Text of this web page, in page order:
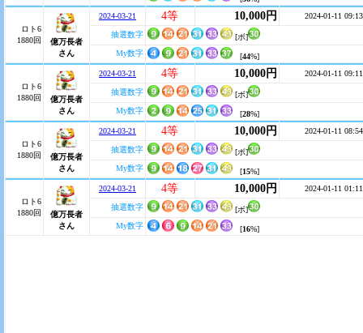
ロト6
1880回
億万長者
さん
2024-03-21 4等 10,000円 2024-01-11 09:13
抽選数字
[ボ]
My数字
[44%]
ロト6
1880回
億万長者
さん
2024-03-21 4等 10,000円 2024-01-11 09:11
抽選数字
[ボ]
My数字
[28%]
ロト6
1880回
億万長者
さん
2024-03-21 4等 10,000円 2024-01-11 08:54
抽選数字
[ボ]
My数字
[15%]
ロト6
1880回
億万長者
さん
2024-03-21 4等 10,000円 2024-01-11 01:11
抽選数字
[ボ]
My数字
[16%]